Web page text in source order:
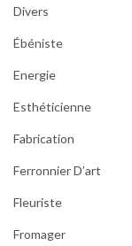
Divers
Ébéniste
Energie
Esthéticienne
Fabrication
Ferronnier D’art
Fleuriste
Fromager